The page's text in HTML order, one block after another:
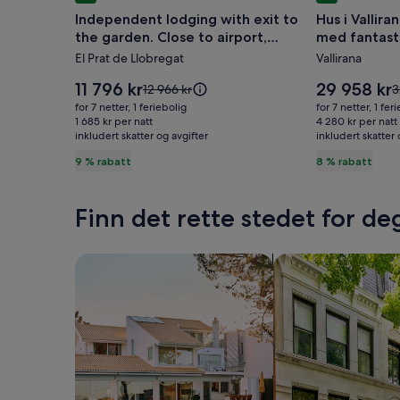
Independent
lodging
with
exit
to
the
garden.
Close
airport,
subway
Independent lodging with exit to
the garden. Close to airport,
subway and train.
El Prat de Llobregat
9 % rabatt
Prisen
er
11 796 kr
11 796 krPrisen
var
12 966 kr.
Se
12 966 kr
for 7 netter, 1 feriebolig
1 685 kr per natt
inkludert skatter og avgifter
Hus
i
Vallirana
(17
km
fra
Barcelona)
med
fjellutsikt
Hus i
med
Vallirana
8 % rabatt
Prisen
er
29 958 kr
29 958 kr
for 7 netter, 1
4 280 kr per natt
inkludert skatter
Finn det rette stedet for
Søk etter